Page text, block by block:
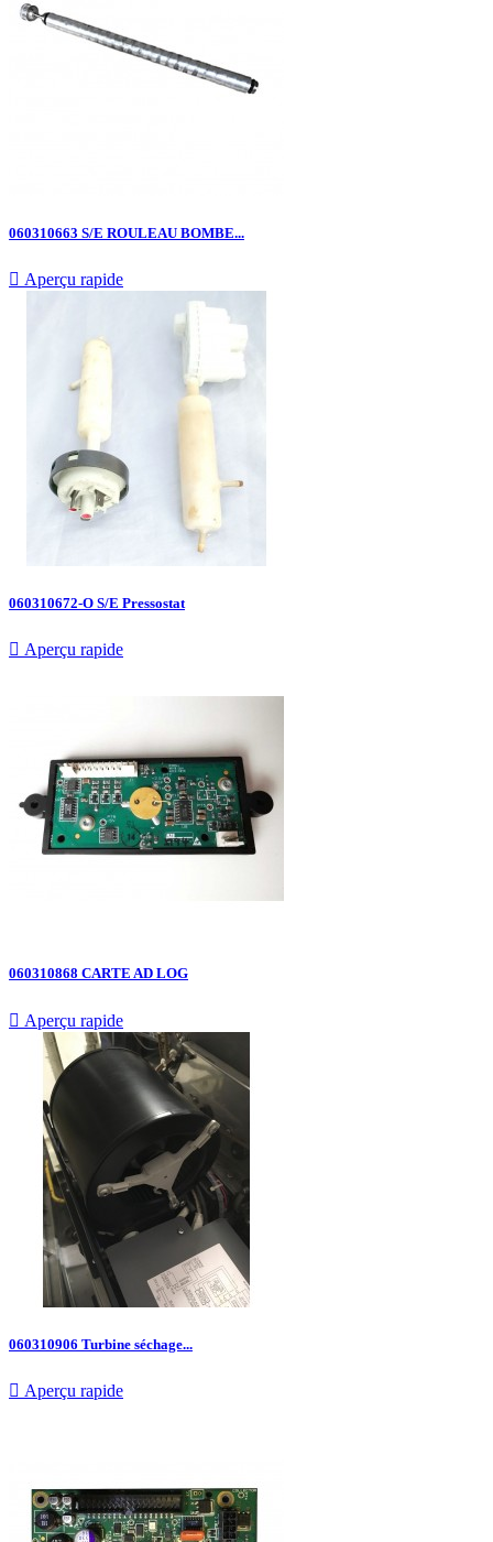
060310663 S/E ROULEAU BOMBE...
 Aperçu rapide
060310672-O S/E Pressostat
 Aperçu rapide
060310868 CARTE AD LOG
 Aperçu rapide
060310906 Turbine séchage...
 Aperçu rapide